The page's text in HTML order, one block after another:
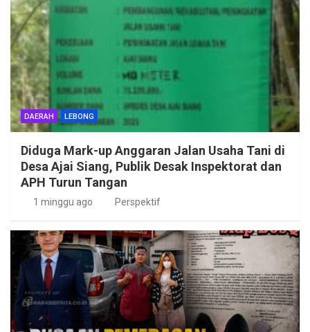
DAERAH LEBONG
Diduga Mark-up Anggaran Jalan Usaha Tani di
Desa Ajai Siang, Publik Desak Inspektorat dan
APH Turun Tangan
1 minggu ago Perspektif